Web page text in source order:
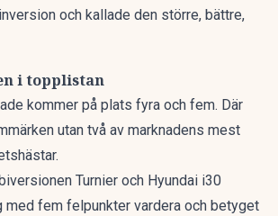
och kallade den större, bättre,
i topplistan
kommer på plats fyra och fem. Där
utan två av marknadens mest
Turnier och Hyundai i30
med fem felpunkter vardera och betyget